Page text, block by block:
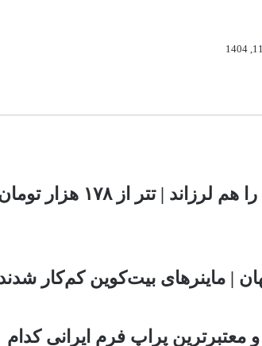
حمله آمریکا به ایران بازار رمزارزها را هم لرزاند | تتر
| ماینرهای بیت‌کوین کم‌کار
معتبرترین پراپ فرم ایرانی کدام